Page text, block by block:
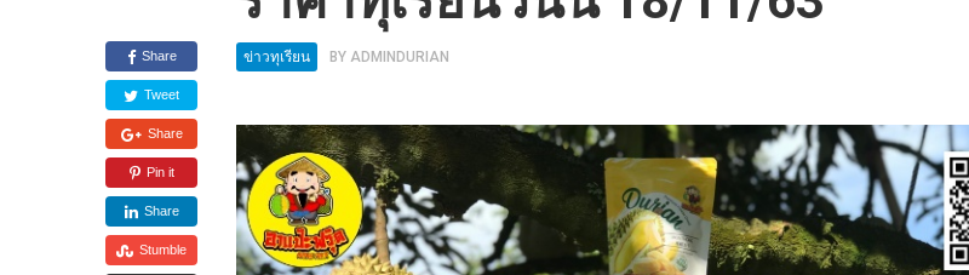
Share
Tweet
Share
Pin it
Share
Stumble
ข่าวทุเรียน BY ADMINDURIAN